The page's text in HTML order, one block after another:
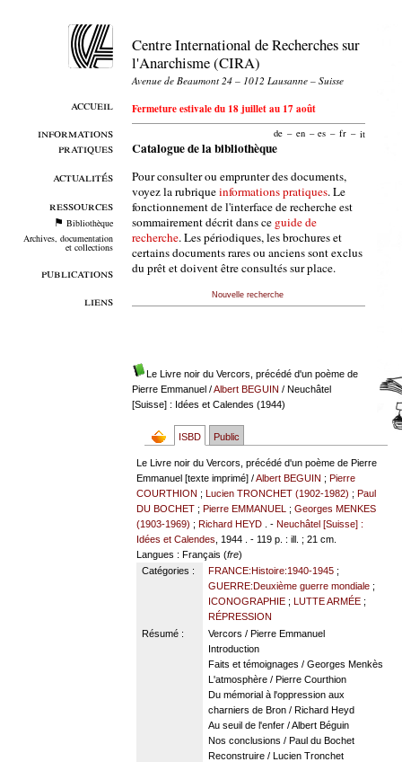
accueil
informations
pratiques
actualités
ressources
Bibliothèque
Archives, documentation
et collections
publications
liens
Centre International de Recherches sur
l'Anarchisme (CIRA)
Avenue de Beaumont 24 – 1012 Lausanne – Suisse
Fermeture estivale du 18 juillet au 17 août
de – en – es – fr – it
Catalogue de la bibliothèque
Pour consulter ou emprunter des documents,
voyez la rubriqueinformations pratiques. Le
fonctionnement de l'interface de recherche est
sommairement décrit dans ce guide de
recherche. Les périodiques, les brochures et
certains documents rares ou anciens sont exclus
du prêt et doivent être consultés sur place.
Nouvelle recherche
Le Livre noir du Vercors, précédé d'un poème de
Pierre Emmanuel/Albert BEGUIN / Neuchâtel
[Suisse] : Idées et Calendes (1944)
ISBD Public
Le Livre noir du Vercors, précédé d'un poème de Pierre
Emmanuel [texte imprimé] /Albert BEGUIN ;Pierre
COURTHION ;Lucien TRONCHET (1902-1982) ;Paul
DU BOCHET ;Pierre EMMANUEL ;Georges MENKES
(1903-1969) ;Richard HEYD . -Neuchâtel [Suisse] :
Idées et Calendes
, 1944 . - 119 p. : ill. ; 21 cm.
Langues : Français (fre)
Catégories :
FRANCE:Histoire:1940-1945;
GUERRE:Deuxième guerre mondiale;
ICONOGRAPHIE; LUTTE ARMÉE;
RÉPRESSION
Résumé :
Vercors / Pierre Emmanuel
Introduction
Faits et témoignages / Georges Menkès
L'atmosphère / Pierre Courthion
Du mémorial à l'oppression aux
charniers de Bron / Richard Heyd
Au seuil de l'enfer / Albert Béguin
Nos conclusions / Paul du Bochet
Reconstruire / Lucien Tronchet